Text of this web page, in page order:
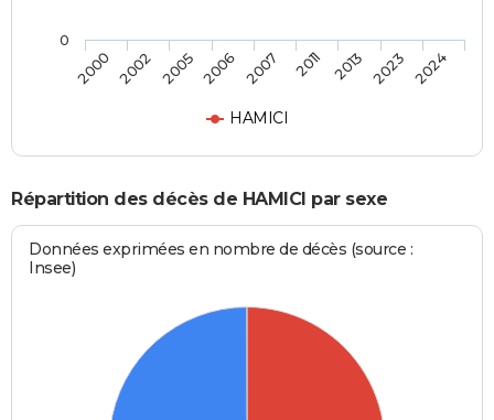
HAMICI
2000 2002 2005 2006 2007 2011 2013 2023 2024
0
Répartition des décès de HAMICI par sexe
Données exprimées en nombre de décès (source :
Insee)